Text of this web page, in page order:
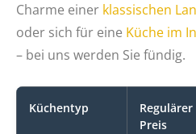
Charme einer klassischen
oder sich für eine Küche im
– bei uns werden Sie fündig.
Küchentyp
Regulärer
Preis